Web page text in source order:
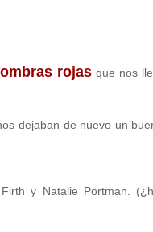
rojas que nos
dejaban de nuevo un
y Natalie Portman.